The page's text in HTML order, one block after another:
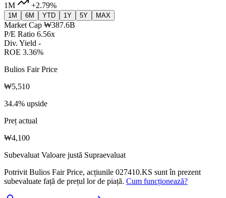
1M
+2.79%
1M 6M YTD 1Y 5Y MAX
Market Cap ₩387.6B
P/E Ratio 6.56x
Div. Yield -
ROE 3.36%
Bulios Fair Price
₩5,510
34.4% upside
Preț actual
₩4,100
Subevaluat Valoare justă Supraevaluat
Potrivit Bulios Fair Price, acțiunile 027410.KS sunt în prezent
subevaluate față de prețul lor de piață. Cum funcționează?